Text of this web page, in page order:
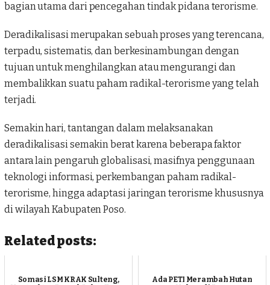
bagian utama dari pencegahan tindak pidana terorisme.
Deradikalisasimerupakan sebuah proses yang terencana,
terpadu, sistematis, dan berkesinambungan dengan
tujuan untuk menghilangkan atau mengurangi dan
membalikkan suatu paham radikal-terorisme yang telah
terjadi.
Semakin hari, tantangan dalam melaksanakan
deradikalisasi semakin berat karena beberapa faktor
antara lain pengaruh globalisasi, masifnya penggunaan
teknologi informasi, perkembangan paham radikal-
terorisme, hingga adaptasi jaringan terorisme khususnya
di wilayah KabupatenPoso.
Related posts:
Somasi LSM KRAK Sulteng,
Ada PETI Merambah Hutan